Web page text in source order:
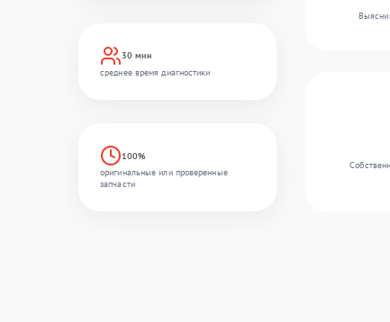
30 мин
среднее время диагностики
100%
оригинальные или проверенные
запчасти